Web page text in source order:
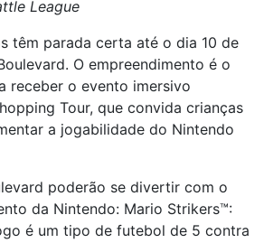
League
têm parada certa até o dia 10 de
O empreendimento é o
receber o evento imersivo
Tour, que convida crianças
a jogabilidade do Nintendo
poderão se divertir com o
da Nintendo: Mario Strikers™:
é um tipo de futebol de 5 contra